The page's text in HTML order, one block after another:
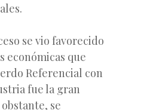
se vio favorecido
económicas que
Referencial con
fue la gran
se